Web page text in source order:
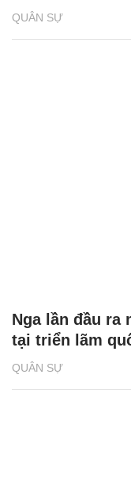
QUÂN SỰ
QUÂN SỰ
Nga lần đầu ra
tại triển lãm